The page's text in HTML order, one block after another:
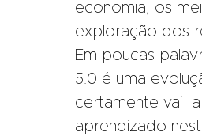
economia, os
exploração dos
Em poucas
5.0 é uma
certamente vai
aprendizado